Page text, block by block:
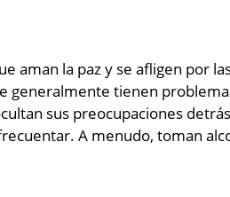
aman la paz y se afligen por
generalmente tienen
sus preocupaciones
A menudo, toman